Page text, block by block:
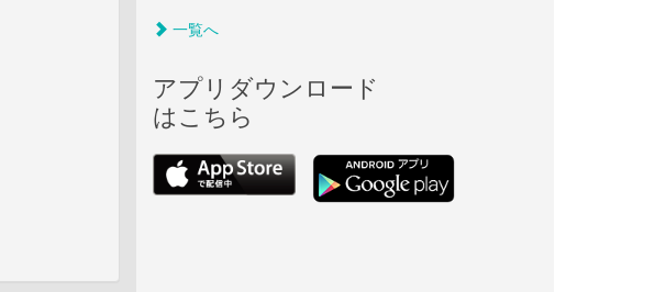
一覧へ
アプリダウンロード
はこちら